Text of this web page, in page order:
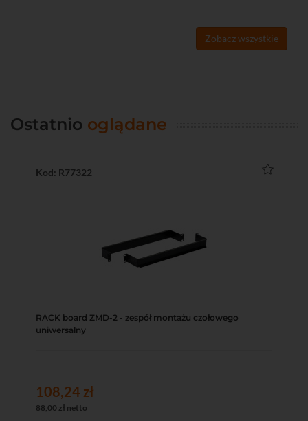
Zobacz wszystkie
Ostatnio oglądane
Kod: R77322
RACK board ZMD-2 - zespół montażu czołowego
uniwersalny
108,24 zł
88,00 zł netto